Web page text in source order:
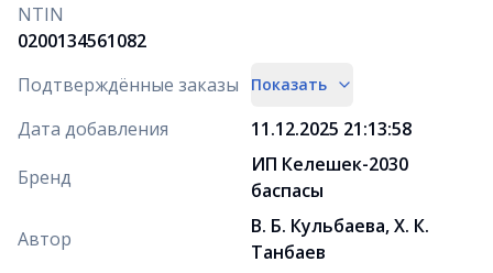
NTIN
0200134561082
Подтверждённые заказы
Показать
Дата добавления
11.12.2025 21:13:58
Бренд
ИП Келешек-2030
баспасы
Автор
В. Б. Кульбаева, Х. К.
Танбаев